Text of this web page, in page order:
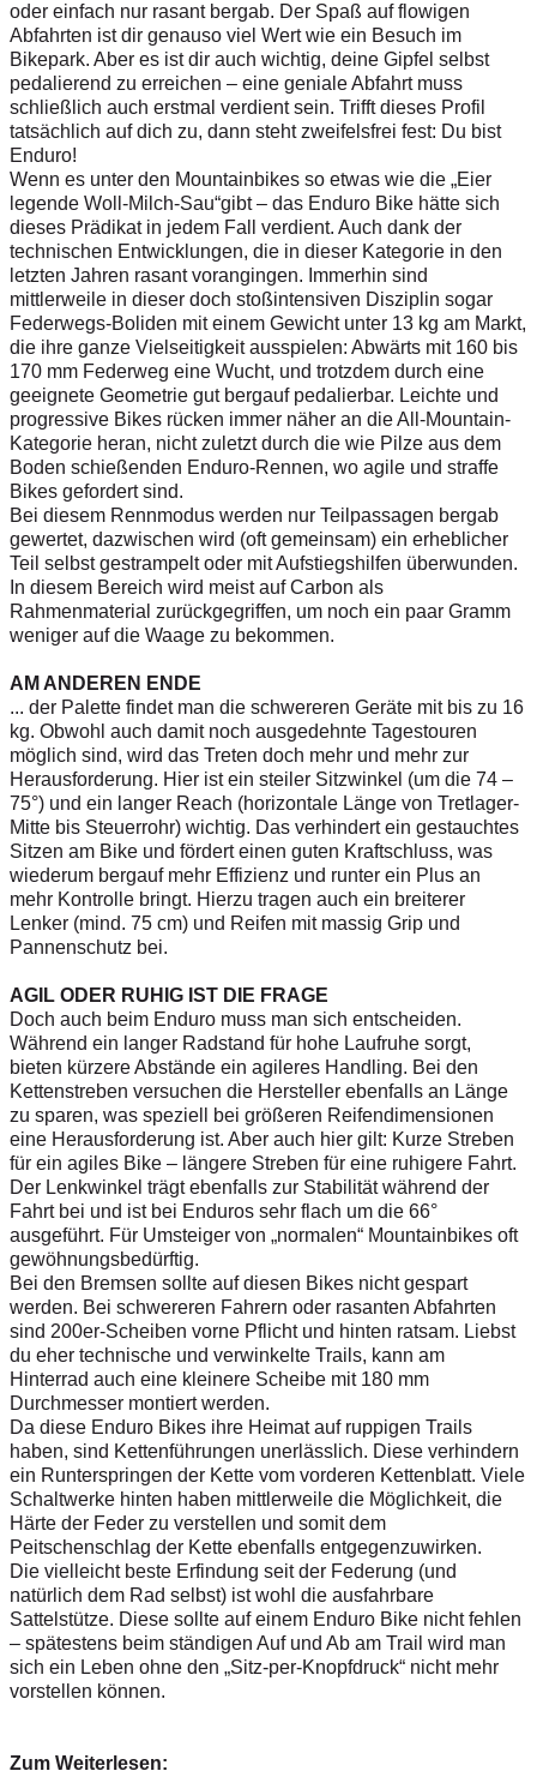
oder einfach nur rasant bergab. Der Spaß auf flowigen
Abfahrten ist dir genauso viel Wert wie ein Besuch im
Bikepark. Aber es ist dir auch wichtig, deine Gipfel selbst
pedalierend zu erreichen – eine geniale Abfahrt muss
schließlich auch erstmal verdient sein. Trifft dieses Profil
tatsächlich auf dich zu, dann steht zweifelsfrei fest: Du bist
Enduro!
Wenn es unter den Mountainbikes so etwas wie die „Eier
legende Woll-Milch-Sau“gibt – das Enduro Bike hätte sich
dieses Prädikat in jedem Fall verdient. Auch dank der
technischen Entwicklungen, die in dieser Kategorie in den
letzten Jahren rasant vorangingen. Immerhin sind
mittlerweile in dieser doch stoßintensiven Disziplin sogar
Federwegs-Boliden mit einem Gewicht unter 13 kg am Markt,
die ihre ganze Vielseitigkeit ausspielen: Abwärts mit 160 bis
170 mm Federweg eine Wucht, und trotzdem durch eine
geeignete Geometrie gut bergauf pedalierbar. Leichte und
progressive Bikes rücken immer näher an die All-Mountain-
Kategorie heran, nicht zuletzt durch die wie Pilze aus dem
Boden schießenden Enduro-Rennen, wo agile und straffe
Bikes gefordert sind.
Bei diesem Rennmodus werden nur Teilpassagen bergab
gewertet, dazwischen wird (oft gemeinsam) ein erheblicher
Teil selbst gestrampelt oder mit Aufstiegshilfen überwunden.
In diesem Bereich wird meist auf Carbon als
Rahmenmaterial zurückgegriffen, um noch ein paar Gramm
weniger auf die Waage zu bekommen.
AM ANDEREN ENDE
... der Palette findet man die schwereren Geräte mit bis zu 16
kg. Obwohl auch damit noch ausgedehnte Tagestouren
möglich sind, wird das Treten doch mehr und mehr zur
Herausforderung. Hier ist ein stei ler Sitzwinkel (um die 74 –
75°) und ein langer Reach (horizontale Länge von Tretlager-
Mitte bis Steuerrohr) wichtig. Das verhindert ein gestauchtes
Sitzen am Bike und fördert einen guten Kraftschluss, was
wiederum bergauf mehr Effizienz und runter ein Plus an
mehr Kontrolle bringt. Hierzu tragen auch ein breiterer
Lenker (mind. 75 cm) und Reifen mit massig Grip und
Pannenschutz bei.
AGIL ODER RUHIG IST DIE FRAGE
Doch auch beim Enduro muss man sich entscheiden.
Während ein langer Radstand für hohe Laufruhe sorgt,
bieten kürzere Abstände ein agileres Handling. Bei den
Kettenstreben versuchen die Hersteller ebenfalls an Länge
zu sparen, was speziell bei größeren Reifendimensionen
eine Herausforderung ist. Aber auch hier gilt: Kurze Streben
für ein agiles Bike – längere Streben für eine ruhigere Fahrt.
Der Lenkwinkel trägt ebenfalls zur Stabilität während der
Fahrt bei und ist bei Enduros sehr flach um die 66°
ausgeführt. Für Umsteiger von „normalen“ Mountainbikes oft
gewöhnungsbedürftig.
Bei den Bremsen sollte auf diesen Bikes nicht gespart
werden. Bei schwereren Fahrern oder rasanten Abfahrten
sind 200er-Scheiben vorne Pflicht und hinten ratsam. Liebst
du eher technische und verwinkelte Trails, kann am
Hinterrad auch eine kleinere Scheibe mit 180 mm
Durchmesser montiert werden.
Da diese Enduro Bikes ihre Heimat auf ruppigen Trails
haben, sind Kettenführungen unerlässlich. Diese verhindern
ein Runterspringen der Kette vom vorderen Kettenblatt. Viele
Schaltwerke hinten haben mittlerweile die Möglichkeit, die
Härte der Feder zu verstellen und somit dem
Peitschenschlag der Kette ebenfalls entgegenzuwirken.
Die vielleicht beste Erfindung seit der Federung (und
natürlich dem Rad selbst) ist wohl die ausfahrbare
Sattelstütze. Diese sollte auf einem Enduro Bike nicht fehlen
– spätestens beim ständigen Auf und Ab am Trail wird man
sich ein Leben ohne den „Sitz-per-Knopfdruck“ nicht mehr
vorstellen können.
Zum Weiterlesen: